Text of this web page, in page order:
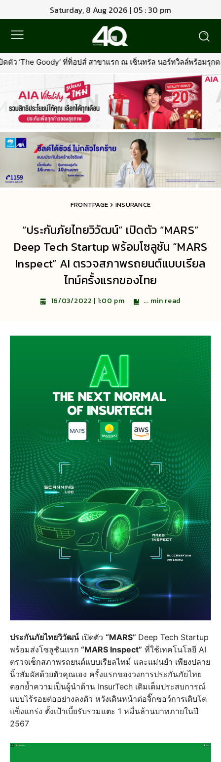
Saturday, 8 Aug 2026 | 05 : 30 pm
ก ณ เซ็นทรัล นอร์ทวิลล์พร้อมรุกตลาด Premium Pet Food & Pet
FRONTPAGE INSURANCE
“ประกันภัยไทยวิวัฒน์” เปิดตัว “MARS”
Deep Tech Startup พร้อมโซลูชัน “MARS
Inspect” AI ตรวจสภาพรถยนต์แบบเรียล
ไทม์ครั้งแรกของไทย
16/03/2022 | 1:00 pm ... min read
ประกันภัยไทยวิวัฒน์เปิดตัว “MARS” Deep Tech Startup
พร้อมส่งโซลูชันแรก “MARS Inspect” ที่ใช้เทคโนโลยี AI
ตรวจเช็กสภาพรถยนต์แบบเรียลไทม์ และแม่นยำ เพียงปลาย
นิ้วสัมผัสด้วยตัวคุณเอง ครั้งแรกของวงการประกันภัยไทย
ตอกย้ำความเป็นผู้นำด้าน InsurTech เติมเต็มประสบการณ์
แบบไร้รอยต่ออย่างลงตัว หวังเดินหน้าต่อจิ๊กซอว์การเติบโต
แข็งแกร่ง ตั้งเป้าเบี้ยรับรวมแตะ 1 หมื่นล้านบาทภายในปี
2567